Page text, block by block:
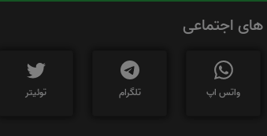
اجتماعی
واتس اپ تلگرام توئیتر